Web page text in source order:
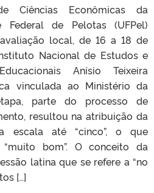
Ciências Econômicas da
Federal de Pelotas (UFPel)
local, de 16 a 18 de
Nacional de Estudos e
Anísio Teixeira
vinculada ao Ministério da
parte do processo de
resultou na atribuição da
escala até “cinco”, o que
bom”. O conceito da
latina que se refere a “no
[…]